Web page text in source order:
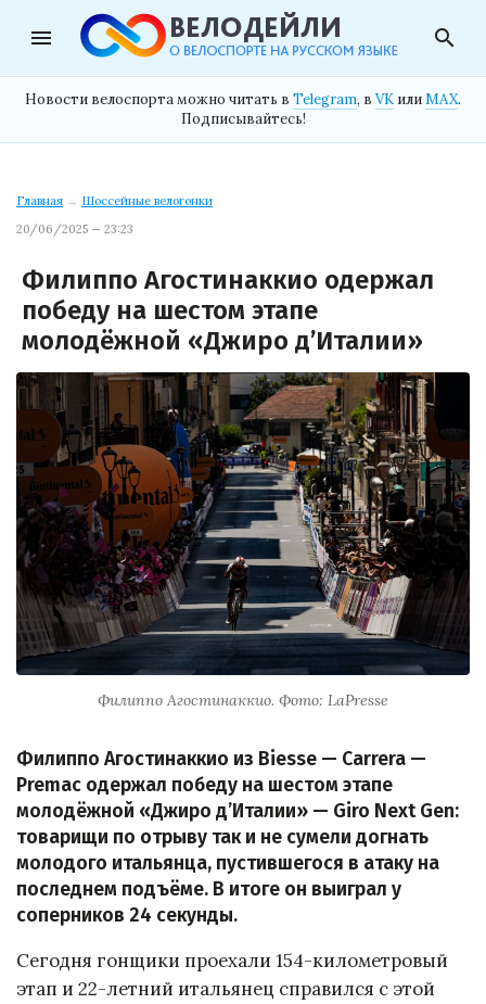
menu search
Новости велоспорта можно читать в Telegram, в VK илиMAX.
Подписывайтесь!
Главная → Шоссейные велогонки
20/06/2025 — 23:23
Филиппо Агостинаккио одержал
победу на шестом этапе
молодёжной «Джиро д’Италии»
Филиппо Агостинаккио. Фото: LaPresse
Филиппо Агостинаккио из Biesse — Carrera —
Premac одержал победу на шестом этапе
молодёжной «Джиро д’Италии» — Giro Next Gen:
товарищи по отрыву так и не сумели догнать
молодого итальянца, пустившегося в атаку на
последнем подъёме. В итоге он выиграл у
соперников 24 секунды.
Сегодня гонщики проехали 154-километровый
этап и 22-летний итальянец справился с этой